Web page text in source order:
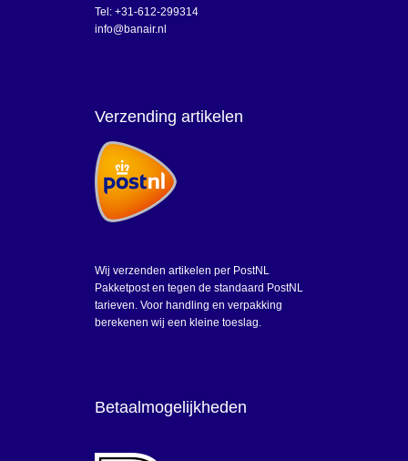
Tel: +31-612-299314
info@banair.nl
Verzending artikelen
Wij verzenden artikelen per PostNL
Pakketpost en tegen de standaard PostNL
tarieven. Voor handling en verpakking
berekenen wij een kleine toeslag.
Betaalmogelijkheden